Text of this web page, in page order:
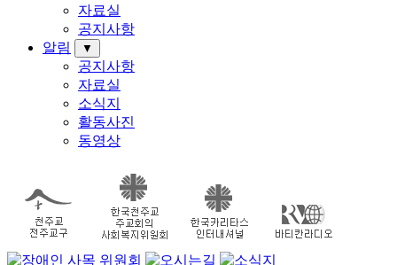
자료실
공지사항
알림
▼
공지사항
자료실
소식지
활동사진
동영상